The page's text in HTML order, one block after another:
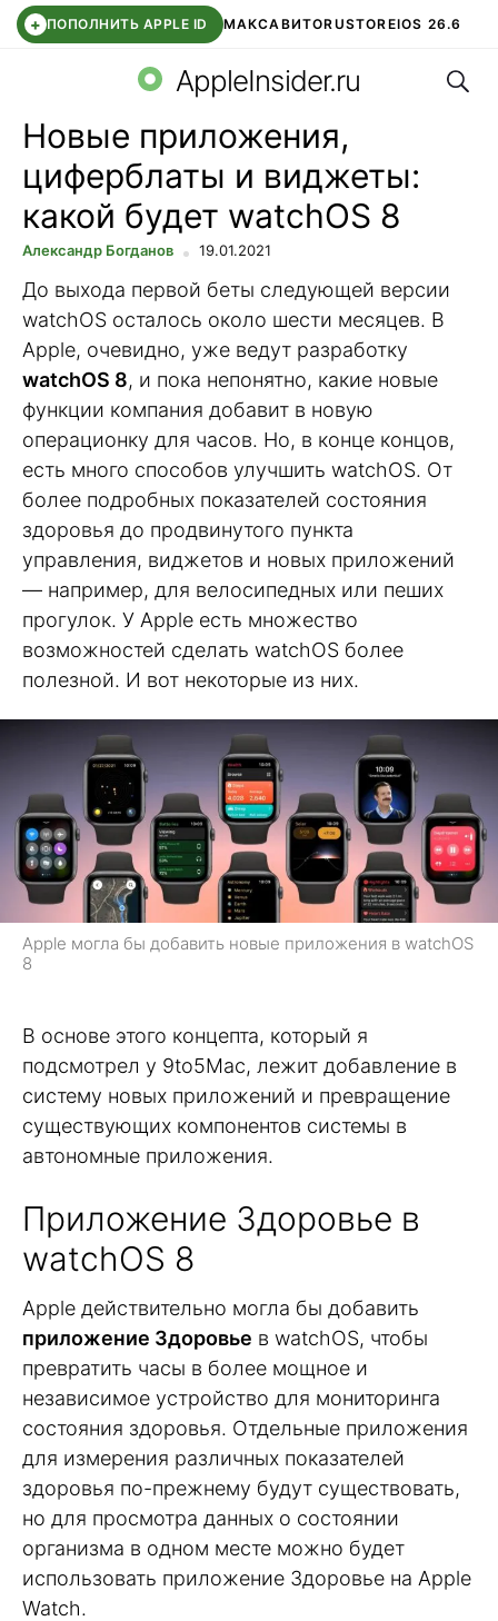
+ ПОПОЛНИТЬ APPLE ID МАКСАВИТОRUSTOREIOS 26.6
СБЕР КИДС ВТБ ОНЛАЙН ЧАТ В ROBLOX
AppleInsider.ru
Новые приложения,
циферблаты и виджеты:
какой будет watchOS 8
Александр Богданов 19.01.2021
До выхода первой беты следующей версии
watchOS осталось около шести месяцев. В
Apple, очевидно, уже ведут разработку
watchOS 8, и пока непонятно, какие новые
функции компания добавит в новую
операционку для часов. Но, в конце концов,
есть много способов улучшить watchOS. От
более подробных показателей состояния
здоровья до продвинутого пункта
управления, виджетов и новых приложений
— например, для велосипедных или пеших
прогулок. У Apple есть множество
возможностей сделать watchOS более
полезной. И вот некоторые из них.
Apple могла бы добавить новые приложения в watchOS
8
В основе этого концепта, который я
подсмотрел у 9to5Mac, лежит добавление в
систему новых приложений и превращение
существующих компонентов системы в
автономные приложения.
Приложение Здоровье в
watchOS 8
Apple действительно могла бы добавить
приложение Здоровье в watchOS, чтобы
превратить часы в более мощное и
независимое устройство для мониторинга
состояния здоровья. Отдельные приложения
для измерения различных показателей
здоровья по-прежнему будут существовать,
но для просмотра данных о состоянии
организма в одном месте можно будет
использовать приложение Здоровье на Apple
Watch.